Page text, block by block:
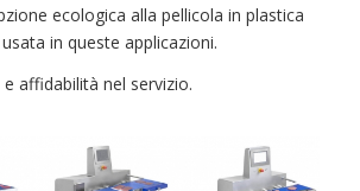
ecologica alla pellicola in plastica
in queste applicazioni.
affidabilità nel servizio.